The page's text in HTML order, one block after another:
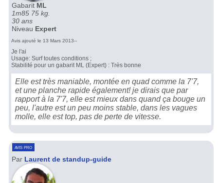
Gabarit ML
1m85 75 kg.
30 ans
Niveau Expert
Avis ajouté le 13 Mars 2013--
Je l'ai
Usage: Surf toutes conditions ;
Stabilité pour un gabarit ML (Expert) : Très bonne
Elle est très maniable, montée en quad comme la 7'7,
et une planche rapide également! je dirais que par
rapport à la 7'7, elle est mieux dans quand ça bouge un
peu, l'autre est un peu moins stable, dans les vagues
molle, elle est top, pas de perte de vitesse.
avis pro
Par Laurent de standup-guide